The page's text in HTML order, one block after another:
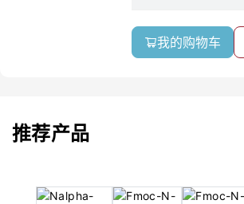
我的购物车
推荐产品